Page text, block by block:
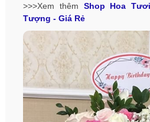
>>>Xem thêm Shop Hoa
Tượng - Giá Rẻ